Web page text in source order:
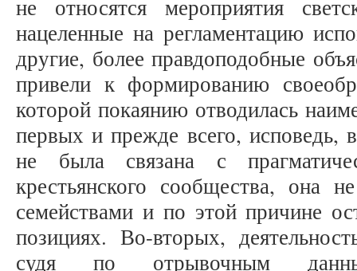
не относятся мероприятия
нацеленные на регламентацию
другие, более правдоподобные
привели к формированию
которой покаянию отводилась
первых и прежде всего, исповедь,
не была связана с
крестьянского сообщества, она
семействами и по этой причине
позициях. Во-вторых,
судя по отрывочным